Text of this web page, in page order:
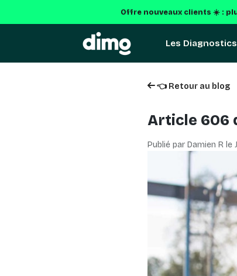
Offre nouveaux clients ☀️ :
Les Diagnostics
👈 Retour au blog
Article 606
Publié par Damien R le